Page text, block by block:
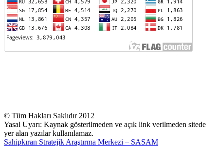
© Tüm Hakları Saklıdır 2012
Yasal Uyarı: Kaynak gösterilmeden ve açık link verilmeden sitede
yer alan yazılar kullanılamaz.
Sahipkıran Stratejik Araştırma Merkezi – SASAM